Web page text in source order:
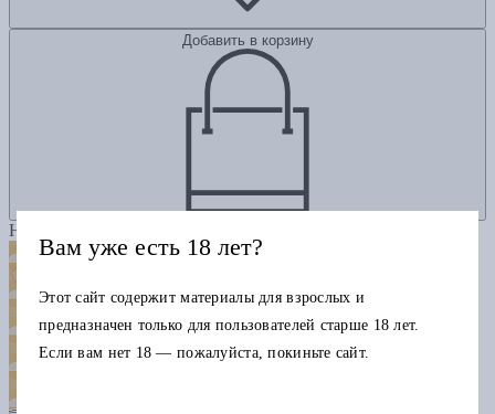
Добавить в корзину
Новинка
Вам уже есть 18 лет?
Этот сайт содержит материалы для взрослых и
предназначен только для пользователей старше 18 лет.
Если вам нет 18 — пожалуйста, покиньте сайт.